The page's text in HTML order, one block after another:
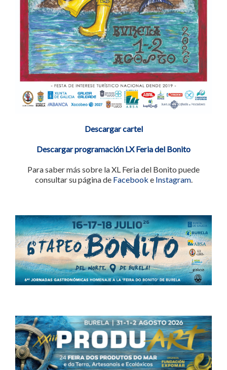
Descargar cartel
Descargar programación LX Feria del Bonito
Para saber más sobre la XL Feria del Bonito puede
consultar su página de Facebook e Instagram.